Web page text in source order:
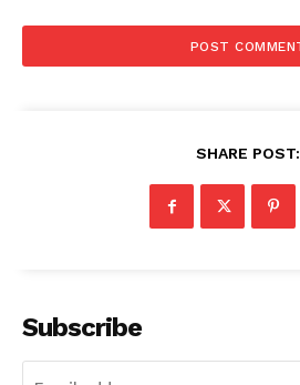
SHARE POST:
Subscribe